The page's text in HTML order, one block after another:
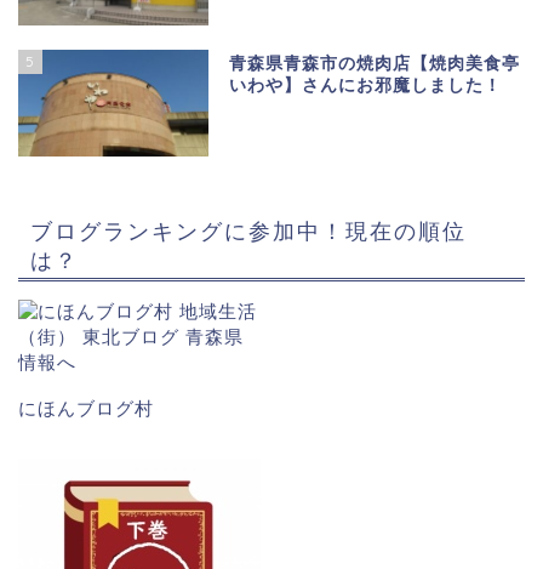
5
青森県青森市の焼肉店【焼肉美食亭
いわや】さんにお邪魔しました！
ブログランキングに参加中！現在の順位
は？
にほんブログ村